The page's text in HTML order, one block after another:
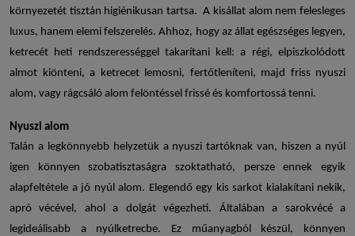
környezetét tisztán higiénikusan tartsa. A kisállat alom nem felesleges
luxus, hanem elemi felszerelés. Ahhoz, hogy az állat egészséges legyen,
ketrecét heti rendszerességgel takarítani kell: a régi, elpiszkolódott
almot kiönteni, a ketrecet lemosni, fertőtleníteni, majd friss nyuszi
alom, vagy rágcsáló alom felöntéssel frissé és komfortossá tenni.
Nyuszi alom
Talán a legkönnyebb helyzetük a nyuszi tartóknak van, hiszen a nyúl
igen könnyen szobatisztaságra szoktatható, persze ennek egyik
alapfeltétele a jó nyúl alom. Elegendő egy kis sarkot kialakítani nekik,
apró vécével, ahol a dolgát végezheti. Általában a sarokvécé a
legideálisabb a nyúlketrecbe. Ez műanyagból készül, könnyen